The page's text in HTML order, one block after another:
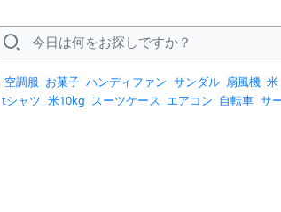
空調服 お菓子 ハンディファン サンダル 扇風機 米
tシャツ 米10kg スーツケース エアコン 自転車 サ